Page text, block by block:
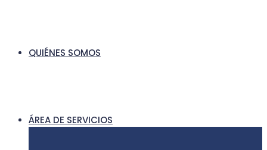
QUIÉNES SOMOS
ÁREA DE SERVICIOS